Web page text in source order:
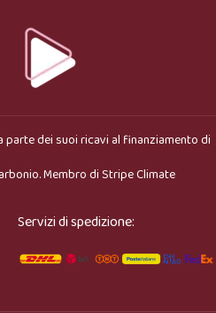
parte dei suoi ricavi al finanziamento di
Membro diStripe Climate
Servizi di spedizione: